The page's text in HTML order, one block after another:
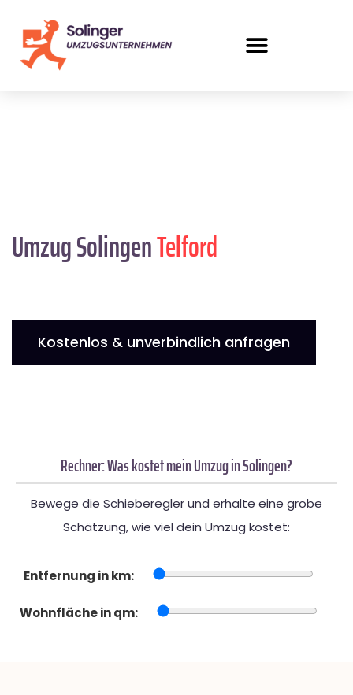
Umzug SolingenTelford
Kostenlos & unverbindlich anfragen
Rechner: Was kostet mein Umzug in Solingen?
Bewege die Schieberegler und erhalte eine grobe
Schätzung, wie viel dein Umzug kostet:
Entfernung in km:
Wohnfläche in qm: